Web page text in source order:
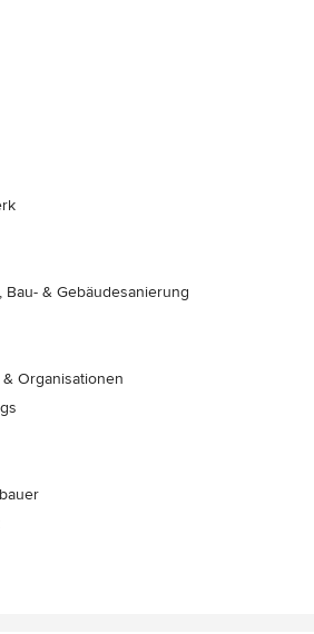
& Gebäudesanierung
Organisationen